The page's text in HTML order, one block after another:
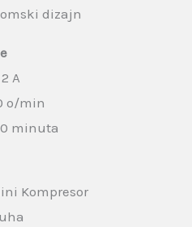
dizajn
A
o/min
minuta
Kompresor